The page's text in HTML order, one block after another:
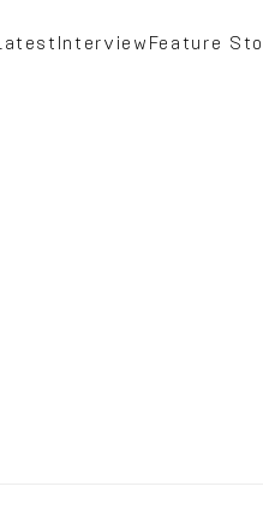
Latest Interview Feature